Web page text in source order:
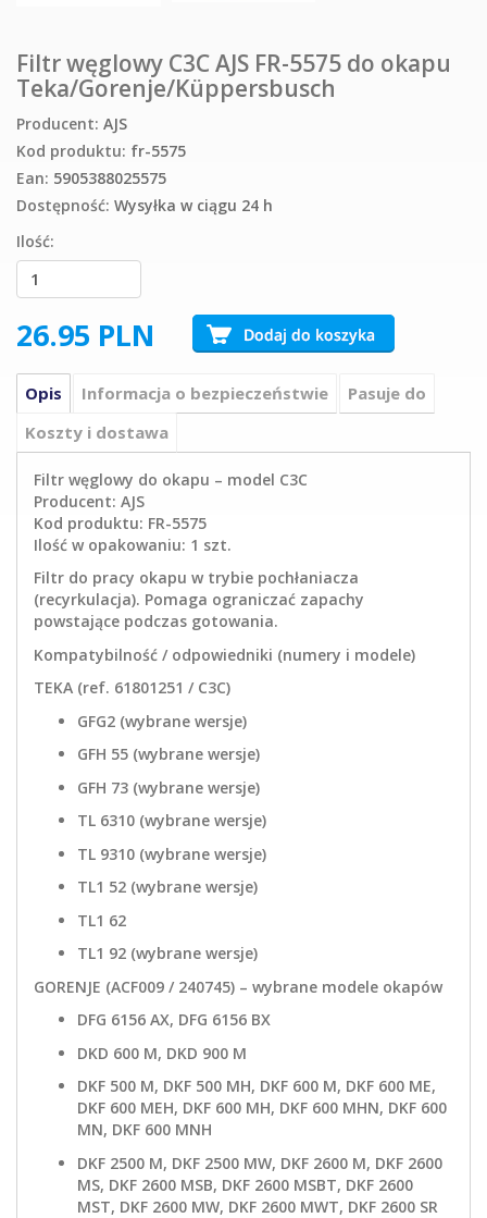
Filtr węglowy C3C AJS FR-5575 do okapu
Teka/Gorenje/Küppersbusch
Producent: AJS
Kod produktu: fr-5575
Ean: 5905388025575
Dostępność: Wysyłka w ciągu 24 h
Ilość:
26.95 PLN
Opis Informacja o bezpieczeństwie
Pasuje do
Koszty i dostawa
Filtr węglowy do okapu – model C3C
Producent: AJS
Kod produktu: FR-5575
Ilość w opakowaniu: 1 szt.
Filtr do pracy okapu w trybie pochłaniacza
(recyrkulacja). Pomaga ograniczać zapachy
powstające podczas gotowania.
Kompatybilność / odpowiedniki (numery i modele)
TEKA (ref. 61801251 / C3C)
GFG2 (wybrane wersje)
GFH 55 (wybrane wersje)
GFH 73 (wybrane wersje)
TL 6310 (wybrane wersje)
TL 9310 (wybrane wersje)
TL1 52 (wybrane wersje)
TL1 62
TL1 92 (wybrane wersje)
GORENJE (ACF009 / 240745) – wybrane modele okapów
DFG 6156 AX, DFG 6156 BX
DKD 600 M, DKD 900 M
DKF 500 M, DKF 500 MH, DKF 600 M, DKF 600 ME,
DKF 600 MEH, DKF 600 MH, DKF 600 MHN, DKF 600
MN, DKF 600 MNH
DKF 2500 M, DKF 2500 MW, DKF 2600 M, DKF 2600
MS, DKF 2600 MSB, DKF 2600 MSBT, DKF 2600
MST, DKF 2600 MW, DKF 2600 MWT, DKF 2600 SR